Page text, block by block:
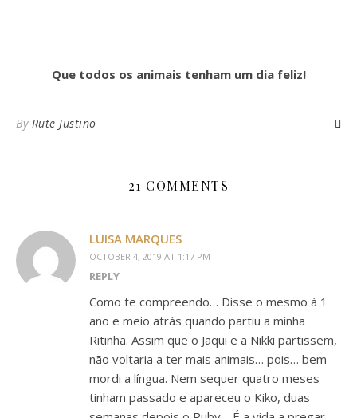
Que todos os animais tenham um dia feliz!
By Rute Justino
21 COMMENTS
LUISA MARQUES
OCTOBER 4, 2019 AT 1:17 PM
REPLY
Como te compreendo… Disse o mesmo à 1
ano e meio atrás quando partiu a minha
Ritinha. Assim que o Jaqui e a Nikki partissem,
não voltaria a ter mais animais… pois… bem
mordi a língua. Nem sequer quatro meses
tinham passado e apareceu o Kiko, duas